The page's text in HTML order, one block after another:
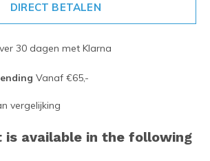
DIRECT BETALEN
30 dagen met Klarna
Vanaf €65,-
vergelijking
is available in the following